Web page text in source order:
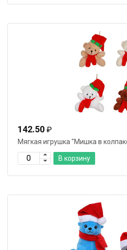
142.50 ₽
Мягкая игрушка "Мишка в
В корзину